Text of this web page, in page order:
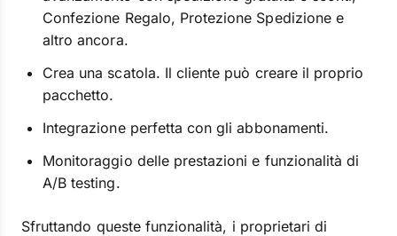
Confezione Regalo, Protezione Spedizione e
altro ancora.
Crea una scatola. Il cliente può creare il proprio
pacchetto.
Integrazione perfetta con gli abbonamenti.
Monitoraggio delle prestazioni e funzionalità di
A/B testing.
Sfruttando queste funzionalità, i proprietari di